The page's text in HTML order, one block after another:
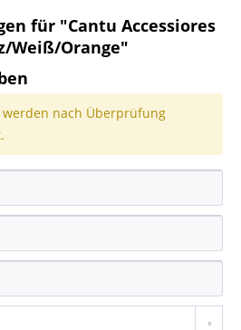
für "Cantu Accessiores
Weiß/Orange"
nach Überprüfung